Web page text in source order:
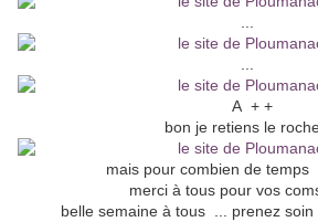
A + +
bon je retiens le
mais pour combien de
merci à tous pour vos
belle semaine à tous ... prenez soin